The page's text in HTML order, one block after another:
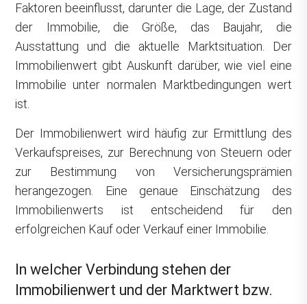
Faktoren beeinflusst, darunter die Lage, der Zustand
der Immobilie, die Größe, das Baujahr, die
Ausstattung und die aktuelle Marktsituation. Der
Immobilienwert gibt Auskunft darüber, wie viel eine
Immobilie unter normalen Marktbedingungen wert
ist.
Der Immobilienwert wird häufig zur Ermittlung des
Verkaufspreises, zur Berechnung von Steuern oder
zur Bestimmung von Versicherungsprämien
herangezogen. Eine genaue Einschätzung des
Immobilienwerts ist entscheidend für den
erfolgreichen Kauf oder Verkauf einer Immobilie.
In welcher Verbindung stehen der
Immobilienwert und der Marktwert bzw.